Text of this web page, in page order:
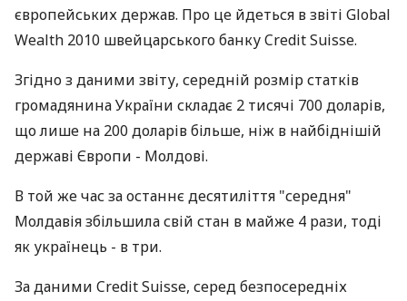
європейських держав. Про це йдеться в звіті Global
Wealth 2010 швейцарського банку Credit Suisse.
Згідно з даними звіту, середній розмір статків
громадянина України складає 2 тисячі 700 доларів,
що лише на 200 доларів більше, ніж в найбіднішій
державі Європи - Молдові.
В той же час за останнє десятиліття "середня"
Молдавія збільшила свій стан в майже 4 рази, тоді
як українець - в три.
За даними Credit Suisse, серед безпосередніх